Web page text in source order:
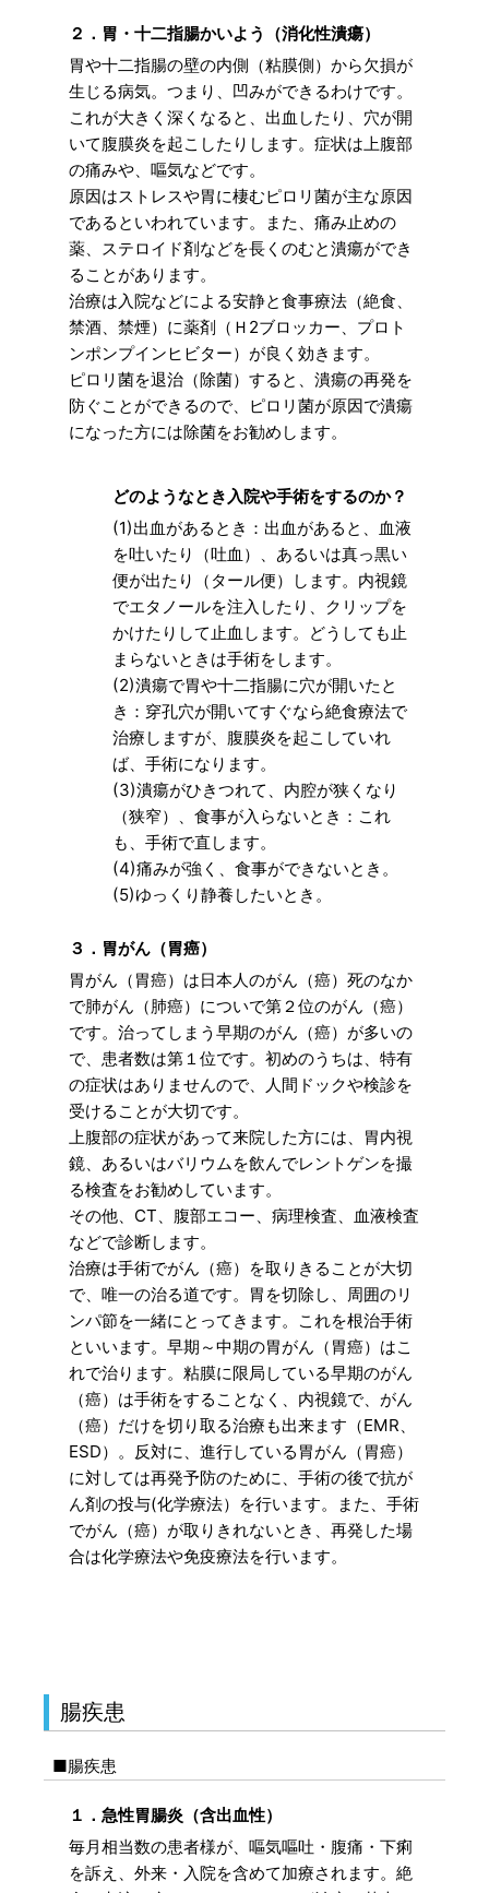
２．胃・十二指腸かいよう（消化性潰瘍）
胃や十二指腸の壁の内側（粘膜側）から欠損が
生じる病気。つまり、凹みができるわけです。
これが大きく深くなると、出血したり、穴が開
いて腹膜炎を起こしたりします。症状は上腹部
の痛みや、嘔気などです。
原因はストレスや胃に棲むピロリ菌が主な原因
であるといわれています。また、痛み止めの
薬、ステロイド剤などを長くのむと潰瘍ができ
ることがあります。
治療は入院などによる安静と食事療法（絶食、
禁酒、禁煙）に薬剤（Ｈ2ブロッカー、プロト
ンポンプインヒビター）が良く効きます。
ピロリ菌を退治（除菌）すると、潰瘍の再発を
防ぐことができるので、ピロリ菌が原因で潰瘍
になった方には除菌をお勧めします。
どのようなとき入院や手術をするのか？
(1)出血があるとき：出血があると、血液
を吐いたり（吐血）、あるいは真っ黒い
便が出たり（タール便）します。内視鏡
でエタノールを注入したり、クリップを
かけたりして止血します。どうしても止
まらないときは手術をします。
(2)潰瘍で胃や十二指腸に穴が開いたと
き：穿孔穴が開いてすぐなら絶食療法で
治療しますが、腹膜炎を起こしていれ
ば、手術になります。
(3)潰瘍がひきつれて、内腔が狭くなり
（狭窄）、食事が入らないとき：これ
も、手術で直します。
(4)痛みが強く、食事ができないとき。
(5)ゆっくり静養したいとき。
３．胃がん（胃癌）
胃がん（胃癌）は日本人のがん（癌）死のなか
で肺がん（肺癌）についで第２位のがん（癌）
です。治ってしまう早期のがん（癌）が多いの
で、患者数は第１位です。初めのうちは、特有
の症状はありませんので、人間ドックや検診を
受けることが大切です。
上腹部の症状があって来院した方には、胃内視
鏡、あるいはバリウムを飲んでレントゲンを撮
る検査をお勧めしています。
その他、CT、腹部エコー、病理検査、血液検査
などで診断します。
治療は手術でがん（癌）を取りきることが大切
で、唯一の治る道です。胃を切除し、周囲のリ
ンパ節を一緒にとってきます。これを根治手術
といいます。早期～中期の胃がん（胃癌）はこ
れで治ります。粘膜に限局している早期のがん
（癌）は手術をすることなく、内視鏡で、がん
（癌）だけを切り取る治療も出来ます（EMR、
ESD）。反対に、進行している胃がん（胃癌）
に対しては再発予防のために、手術の後で抗が
ん剤の投与(化学療法）を行います。また、手術
でがん（癌）が取りきれないとき、再発した場
合は化学療法や免疫療法を行います。
腸疾患
■腸疾患
１．急性胃腸炎（含出血性）
毎月相当数の患者様が、嘔気嘔吐・腹痛・下痢
を訴え、外来・入院を含めて加療されます。絶